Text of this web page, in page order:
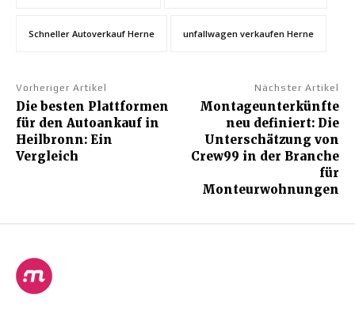
Schneller Autoverkauf Herne unfallwagen verkaufen Herne
Vorheriger Artikel
Die besten Plattformen
für den Autoankauf in
Heilbronn: Ein
Vergleich
Nächster Artikel
Montageunterkünfte
neu definiert: Die
Unterschätzung von
Crew99 in der Branche
für
Monteurwohnungen